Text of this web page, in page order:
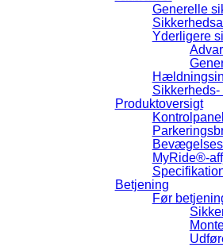
Generelle
Yderligere
Produktoversigt
Kontrolpanel
MyRide®-
Betjening
Før